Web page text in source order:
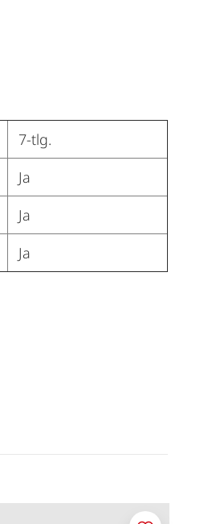
7-tlg.
Ja
Ja
Ja